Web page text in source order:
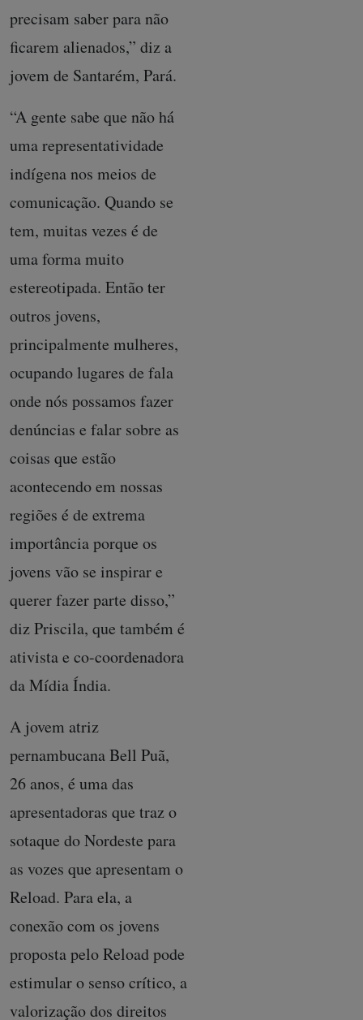
precisam saber para não
ficarem alienados,” diz a
jovem de Santarém, Pará.
“A gente sabe que não há
uma representatividade
indígena nos meios de
comunicação. Quando se
tem, muitas vezes é de
uma forma muito
estereotipada. Então ter
outros jovens,
principalmente mulheres,
ocupando lugares de fala
onde nós possamos fazer
denúncias e falar sobre as
coisas que estão
acontecendo em nossas
regiões é de extrema
importância porque os
jovens vão se inspirar e
querer fazer parte disso,”
diz Priscila, que também é
ativista e co-coordenadora
da Mídia Índia.
A jovem atriz
pernambucana Bell Puã,
26 anos, é uma das
apresentadoras que traz o
sotaque do Nordeste para
as vozes que apresentam o
Reload. Para ela, a
conexão com os jovens
proposta pelo Reload pode
estimular o senso crítico, a
valorização dos direitos